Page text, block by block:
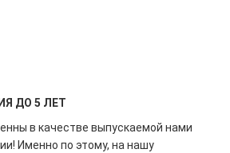
ДО 5 ЛЕТ
в качестве выпускаемой нами
Именно по этому, на нашу